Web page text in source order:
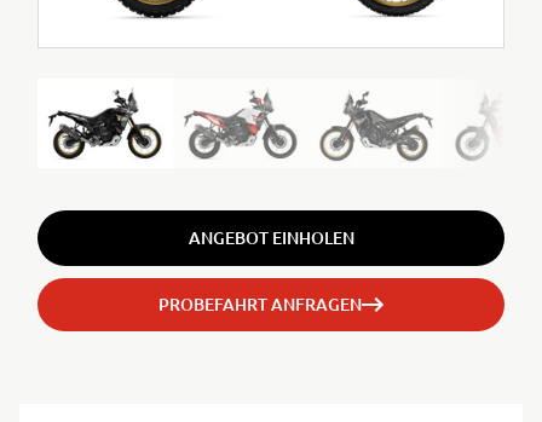
ANGEBOT EINHOLEN
PROBEFAHRT ANFRAGEN